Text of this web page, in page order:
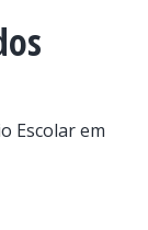
Escolar em